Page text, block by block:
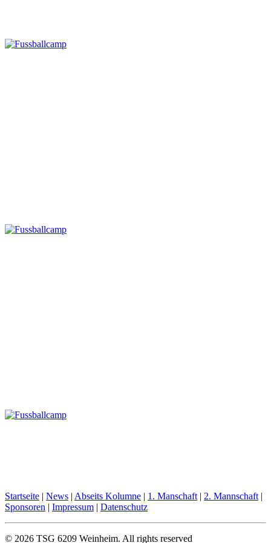
Startseite | News | Abseits Kolumne | 1. Manschaft | 2. Mannschaft |
Sponsoren | Impressum | Datenschutz
© 2026 TSG 6209 Weinheim. All rights reserved